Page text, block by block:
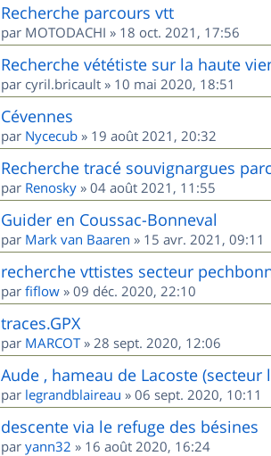
Recherche parcours vtt
par MOTODACHI » 18 oct. 2021, 17:56
Recherche vététiste sur la haute
par cyril.bricault » 10 mai 2020, 18:51
Cévennes
par Nycecub » 19 août 2021, 20:32
Recherche tracé souvignargues
par Renosky » 04 août 2021, 11:55
Guider en Coussac-Bonneval
par Mark van Baaren » 15 avr. 2021, 09:11
recherche vttistes secteur
par fiflow » 09 déc. 2020, 22:10
traces.GPX
par MARCOT» 28 sept. 2020, 12:06
Aude , hameau de Lacoste (secteur
par legrandblaireau » 06 sept. 2020, 10:11
descente via le refuge des bésines
par yann32 » 16 août 2020, 16:24